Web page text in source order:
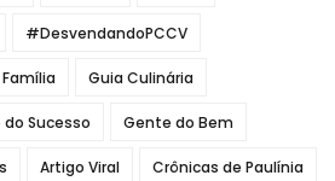
#DesvendandoPCCV
Família Guia Culinária
Sucesso Gente do Bem
Artigo Viral Crônicas de Paulínia